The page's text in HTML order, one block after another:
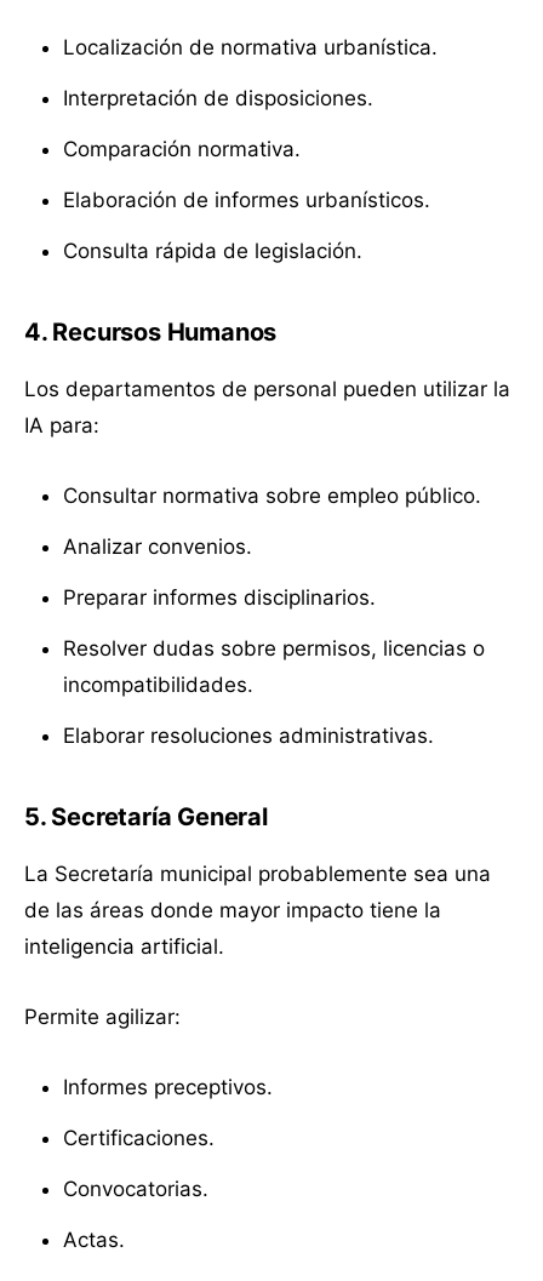
Localización de normativa urbanística.
Interpretación de disposiciones.
Comparación normativa.
Elaboración de informes urbanísticos.
Consulta rápida de legislación.
4. Recursos Humanos
Los departamentos de personal pueden utilizar la
IA para:
Consultar normativa sobre empleo público.
Analizar convenios.
Preparar informes disciplinarios.
Resolver dudas sobre permisos, licencias o
incompatibilidades.
Elaborar resoluciones administrativas.
5. Secretaría General
La Secretaría municipal probablemente sea una
de las áreas donde mayor impacto tiene la
inteligencia artificial.
Permite agilizar:
Informes preceptivos.
Certificaciones.
Convocatorias.
Actas.